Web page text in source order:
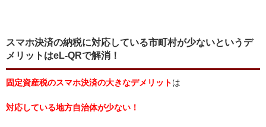
スマホ決済の納税に対応している市町村が少ないというデ
メリットはeL-QRで解消！
固定資産税のスマホ決済の大きなデメリットは
対応している地方自治体が少ない！